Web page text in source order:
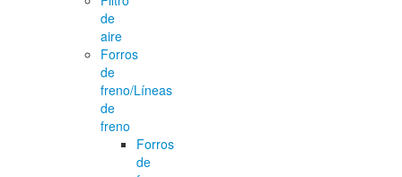
de
aire
Forros
de
freno/Líneas
de
freno
Forros
de